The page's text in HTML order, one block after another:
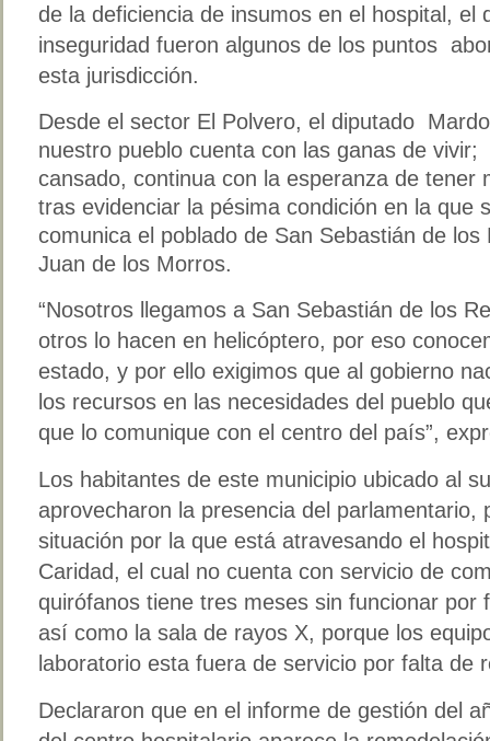
de la deficiencia de insumos en el hospital, el
inseguridad fueron algunos de los puntos
esta jurisdicción.
Desde el sector El Polvero, el diputado
nuestro pueblo cuenta con las ganas de
cansado, continua con la esperanza de tener
tras evidenciar la pésima condición en la que
comunica el poblado de San Sebastián de
Juan de los Morros.
“Nosotros llegamos a San Sebastián de los
otros lo hacen en helicóptero, por eso
estado, y por ello exigimos que al gobierno
los recursos en las necesidades del pueblo
que lo comunique con el centro del país”,
Los habitantes de este municipio ubicado al
aprovecharon la presencia del parlamentario,
situación por la que está atravesando el
Caridad, el cual no cuenta con servicio de
quirófanos tiene tres meses sin funcionar por
así como la sala de rayos X, porque los
laboratorio esta fuera de servicio por falta de
Declararon que en el informe de gestión del